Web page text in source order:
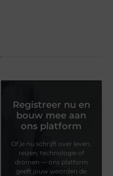
Registreer nu en
bouw mee aan
ons platform
Of je nu schrijft over leven,
reizen, technologie of
dromen — ons platform
geeft jouw woorden de